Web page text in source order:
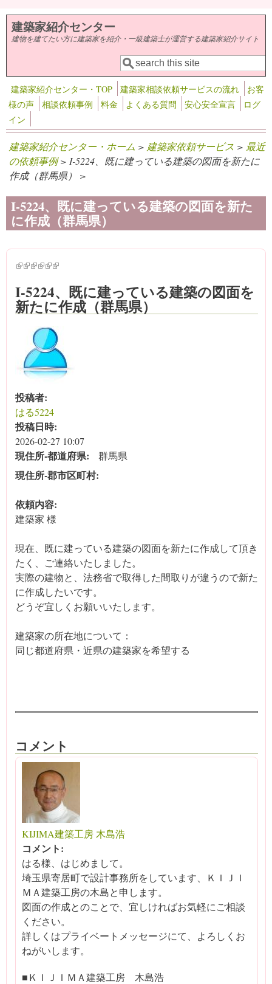
メインコンテンツに移動
建築家紹介センター
建物を建てたい方に建築家を紹介・一級建築士が運営する建築家紹介サイト
検索フォーム
検索
建築家紹介センター・TOP 建築家相談依頼サービスの流れ
お客
様の声
相談依頼事例 料金 よくある質問 安心安全宣言
ログ
イン
建築家紹介センター・ホーム > 建築家依頼サービス > 最近
の依頼事例> I-5224、既に建っている建築の図面を新たに
作成（群馬県） >
I-5224、既に建っている建築の図面を新た
に作成（群馬県）
(link is external)
(link is external)
(link is external)
(link is external)
(link is external)
(link is external)
I-5224、既に建っている建築の図面を
新たに作成（群馬県）
投稿者:
はる5224
投稿日時:
2026-02-27 10:07
現住所‐都道府県: 群馬県
現住所‐郡市区町村:
依頼内容:
建築家 様
現在、既に建っている建築の図面を新たに作成して頂き
たく、ご連絡いたしました。
実際の建物と、法務省で取得した間取りが違うので新た
に作成したいです。
どうぞ宜しくお願いいたします。
建築家の所在地について：
同じ都道府県・近県の建築家を希望する
コメント
KIJIMA建築工房 木島浩
コメント:
はる様、はじめまして。
埼玉県寄居町で設計事務所をしています、ＫＩＪＩ
ＭＡ建築工房の木島と申します。
図面の作成とのことで、宜しければお気軽にご相談
ください。
詳しくはプライベートメッセージにて、よろしくお
ねがいします。
■ＫＩＪＩＭＡ建築工房 木島浩